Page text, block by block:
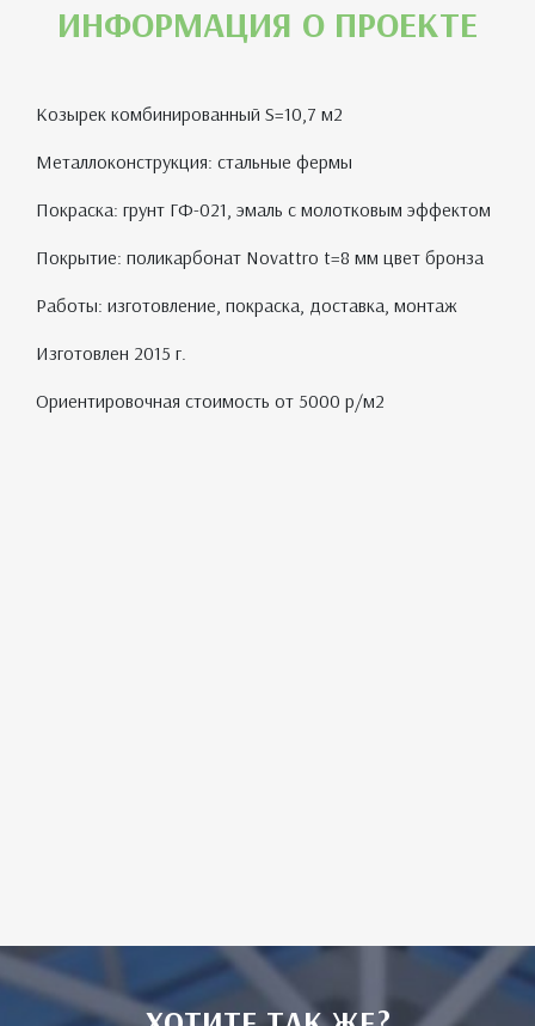
ИНФОРМАЦИЯ О ПРОЕКТЕ
Козырек комбинированный S=10,7 м2
Металлоконструкция: стальные фермы
Покраска: грунт ГФ-021, эмаль с молотковым эффектом
Покрытие: поликарбонат Novattro t=8 мм цвет бронза
Работы: изготовление, покраска, доставка, монтаж
Изготовлен 2015 г.
Ориентировочная стоимость от 5000 р/м2